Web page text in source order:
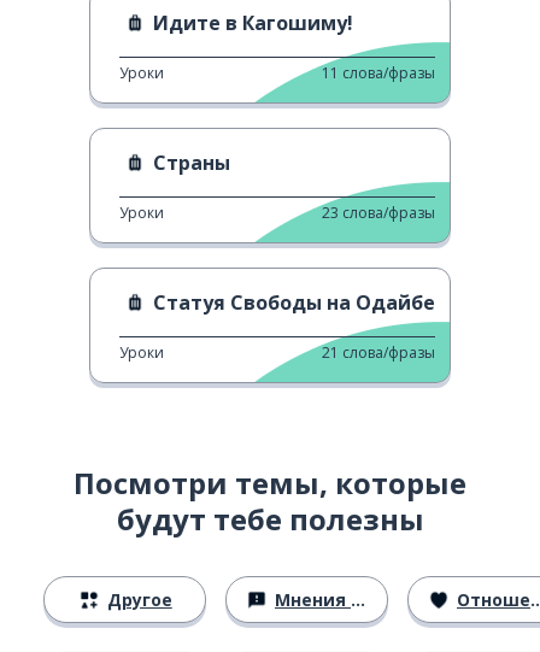
Идите в Кагошиму!
Уроки 11 слова/фразы
Страны
Уроки 23 слова/фразы
Статуя Свободы на Одайбе
Уроки 21 слова/фразы
Посмотри темы, которые
будут тебе полезны
Другое Мнения и убеждения Отношения